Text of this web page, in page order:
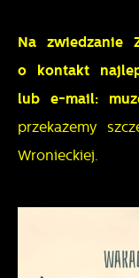
Na zwiedzanie
o kontakt
lub e-mail:
przekażemy
Wronieckiej.